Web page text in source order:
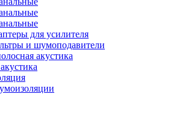
для усилителя
и шумоподавители
акустика